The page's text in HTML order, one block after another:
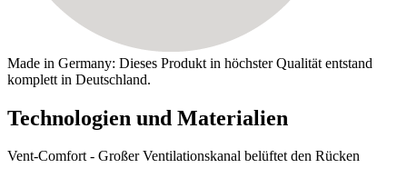
Made in Germany: Dieses Produkt in höchster Qualität entstand
komplett in Deutschland.
Technologien und Materialien
Vent-Comfort - Großer Ventilationskanal belüftet den Rücken